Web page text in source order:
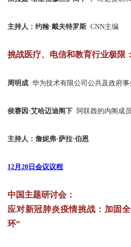
主持人：约翰·戴夫特罗斯 CNN主编
挑战医疗、电信和教育行业极限
周明成 华为技术有限公司公共及政府
侯赛因·艾哈迈迪阁下 阿联酋的内阁成
主持人：詹妮弗·萨拉·伯恩
12月20日会议议程
中国主题研讨会：
应对新冠肺炎疫情挑战：加固
环”